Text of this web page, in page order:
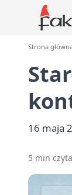
Strona
16 maja
5 min